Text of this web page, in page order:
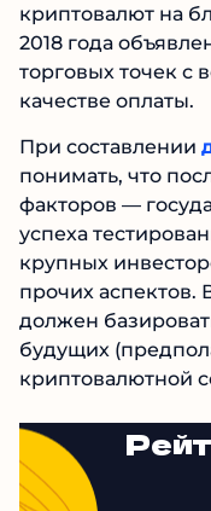
криптовалют на
2018 года
торговых точек с
качестве оплаты.
При составлении
понимать, что
факторов —
успеха
крупных
прочих аспектов.
должен
будущих
криптовалютной